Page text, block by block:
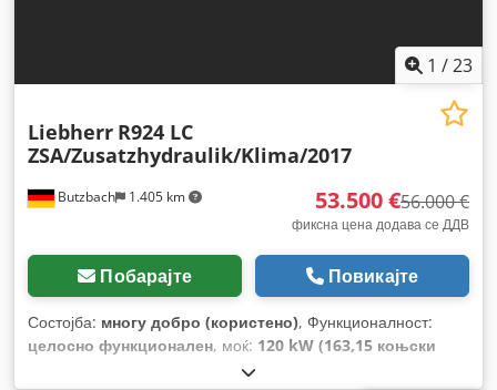
1 /23
Butzbach 1.405 km
Liebherr R924 LC
ZSA/Zusatzhydraulik/Klima/2017
53.500 €56.000 €
фиксна цена додава се ДДВ
Побарајте Повикајте
Состојба: многу добро (користено), Функционалност:
целосно функционален, моќ: 120 kW (163,15 коњски
24.700 кг